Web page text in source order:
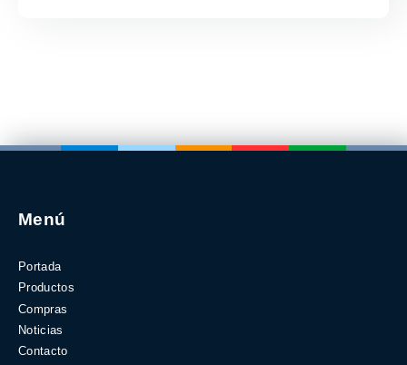
Menú
Portada
Productos
Compras
Noticias
Contacto